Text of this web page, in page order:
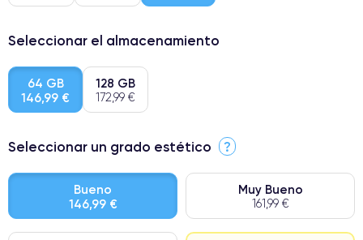
Seleccionar el almacenamiento
64 GB
146,99 €
128 GB
172,99 €
Seleccionar un grado estético ?
Bueno
146,99 €
Muy Bueno
161,99 €